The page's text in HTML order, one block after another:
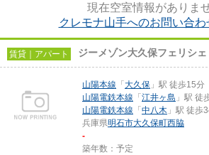
現在空室情報がありませ
クレモナ山手へのお問い合わ
賃貸｜アパート ジーメゾン大久保フェリシェ
山陽本線 「 大久保 」駅 徒歩15分
山陽電鉄本線 「 江井ヶ島 」駅 徒
山陽電鉄本線 「 中八木 」駅 徒歩
兵庫県明石市大久保町西脇
-
築年数：予定